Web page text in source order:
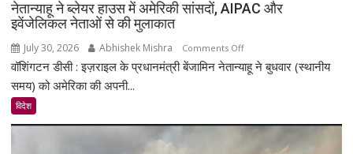
अपील
नेतान्याहू ने ब्लेयर हाउस में अमेरिकी सांसदों, AIPAC और
इवेंजेलिकल नेताओं से की मुलाकात
July 30, 2026 Abhishek Mishra Comments Offon
नेतान्याहू
वॉशिंगटन डीसी : इज़राइल के प्रधानमंत्री बेंजामिन नेतान्याहू ने बुधवार (स्थानीय
समय) को अमेरिका की अपनी...
विदेश